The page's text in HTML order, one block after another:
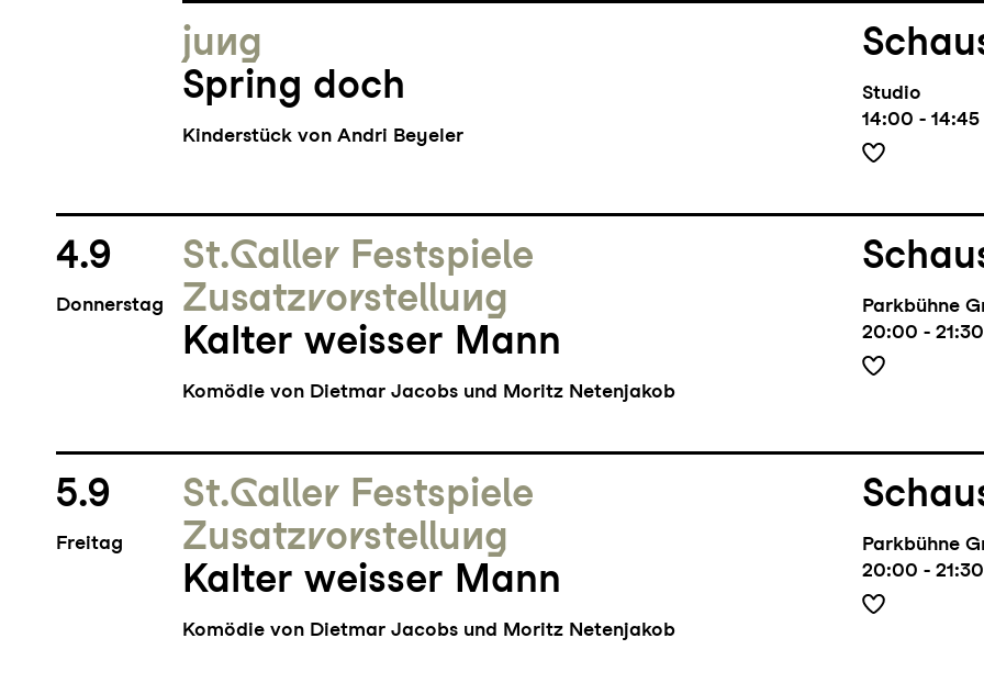
jung
Spring doch
Kinderstück von Andri Beyeler
Studio
14:00 - 14:45
4.9
Donnerstag
St.Galler Festspiele
Zusatz­vorstellung
Kalter weisser Mann
Komödie von Dietmar Jacobs und Moritz Netenjakob
Parkbühne
20:00 - 21:30
5.9
Freitag
St.Galler Festspiele
Zusatz­vorstellung
Kalter weisser Mann
Komödie von Dietmar Jacobs und Moritz Netenjakob
Parkbühne
20:00 - 21:30